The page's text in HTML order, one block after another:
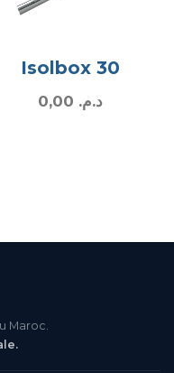
Isolbox 30
د.م.
Maroc.